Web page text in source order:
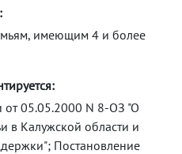
имеющим 4 и более
от 05.05.2000 N 8-ОЗ "О
в Калужской области и
Постановление